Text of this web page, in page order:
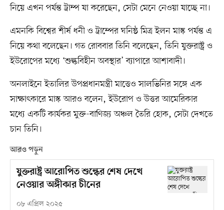
নিয়ে এখন পর্যন্ত ট্রাম্প যা করেছেন, সেটা মেনে নেওয়া যাচ্ছে না।
এমনকি বিশ্বের শীর্ষ ধনী ও ট্রাম্পের ঘনিষ্ঠ মিত্র ইলন মাস্ক পর্যন্ত এ
নিয়ে কথা বলেছেন। গত রোববার তিনি বলেছেন, তিনি যুক্তরাষ্ট্র ও
ইউরোপের মধ্যে ‘শুল্কবিহীন অবস্থার’ ব্যাপারে আশাবাদী।
অনলাইনে ইতালির উপপ্রধানমন্ত্রী মাত্তেও সালভিনির সঙ্গে এক
সাক্ষাৎকারে মাস্ক আরও বলেন, ইউরোপ ও উত্তর আমেরিকার
মধ্যে একটি কার্যকর মুক্ত-বাণিজ্য অঞ্চল তৈরি হোক, সেটা দেখতে
চান তিনি।
আরও পড়ুন
যুক্তরাষ্ট্র আরোপিত শুল্কের শেষ দেখে
নেওয়ার অঙ্গীকার চীনের
০৮ এপ্রিল ২০২৫